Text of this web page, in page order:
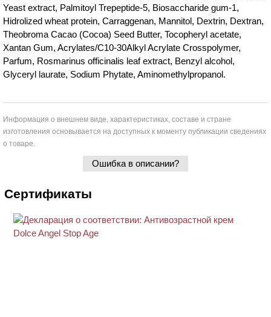
Yeast extract, Palmitoyl Trepeptide-5, Biosaccharide gum-1,
Hidrolized wheat protein, Carraggenan, Mannitol, Dextrin, Dextran,
Theobroma Cacao (Cocoa) Seed Butter, Tocopheryl acetate,
Xantan Gum, Acrylates/C10-30Alkyl Acrylate Crosspolymer,
Parfum, Rosmarinus officinalis leaf extract, Benzyl alcohol,
Glyceryl laurate, Sodium Phytate, Aminomethylpropanol.
Информация о внешнем виде, характеристиках, составе и стране
изготовления основывается на доступных к моменту публикации сведениях
о товаре.
Ошибка в описании?
Сертификаты